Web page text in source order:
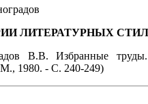
ЛИТЕРАТУРНЫХ
В.В. Избранные
1980. - С. 240-249)